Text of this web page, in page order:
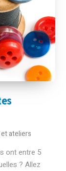
ateliers
ont entre 5
? Allez